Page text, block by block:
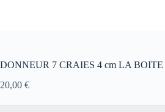
DONNEUR 7 CRAIES 4 cm LA BOITE
20,00 €